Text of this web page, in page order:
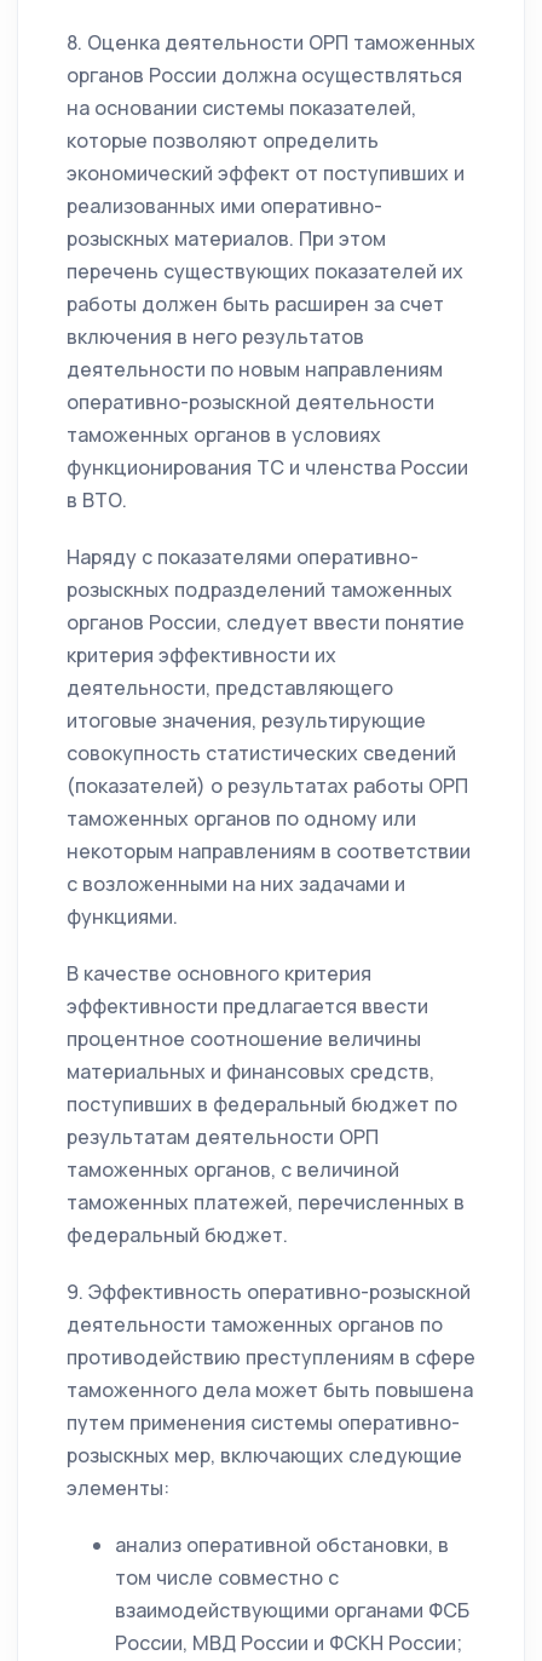
8. Оценка деятельности ОРП таможенных
органов России должна осуществляться
на основании системы показателей,
которые позволяют определить
экономический эффект от поступивших и
реализованных ими оперативно-
розыскных материалов. При этом
перечень существующих показателей их
работы должен быть расширен за счет
включения в него результатов
деятельности по новым направлениям
оперативно-розыскной деятельности
таможенных органов в условиях
функционирования ТС и членства России
в ВТО.
Наряду с показателями оперативно-
розыскных подразделений таможенных
органов России, следует ввести понятие
критерия эффективности их
деятельности, представляющего
итоговые значения, результирующие
совокупность статистических сведений
(показателей) о результатах работы ОРП
таможенных органов по одному или
некоторым направлениям в соответствии
с возложенными на них задачами и
функциями.
В качестве основного критерия
эффективности предлагается ввести
процентное соотношение величины
материальных и финансовых средств,
поступивших в федеральный бюджет по
результатам деятельности ОРП
таможенных органов, с величиной
таможенных платежей, перечисленных в
федеральный бюджет.
9. Эффективность оперативно-розыскной
деятельности таможенных органов по
противодействию преступлениям в сфере
таможенного дела может быть повышена
путем применения системы оперативно-
розыскных мер, включающих следующие
элементы:
анализ оперативной обстановки, в
том числе совместно с
взаимодействующими органами ФСБ
России, МВД России и ФСКН России;